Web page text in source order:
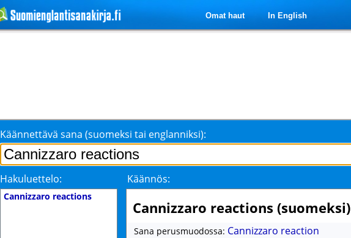
Omat haut In English
Käännettävä sana (suomeksi tai englanniksi):
Hakuluettelo: Käännös:
Cannizzaro reactions
Cannizzaro reactions (suomeksi)
Sana perusmuodossa: Cannizzaro reaction